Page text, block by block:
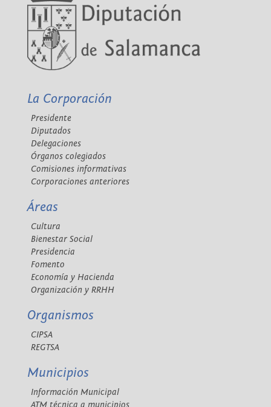
La Corporación
Presidente
Diputados
Delegaciones
Órganos colegiados
Comisiones informativas
Corporaciones anteriores
Áreas
Cultura
Bienestar Social
Presidencia
Fomento
Economía y Hacienda
Organización y RRHH
Organismos
CIPSA
REGTSA
Municipios
Información Municipal
ATM técnica a municipios